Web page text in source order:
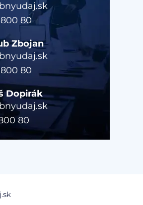
80
Zbojan
80
Dopirák
80